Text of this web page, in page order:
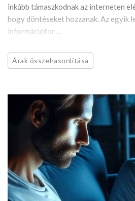
inkább támaszkodnak az interneten
hogy döntéseket hozzanak. Az egyik
információfor ...
Árak összehasonlítása